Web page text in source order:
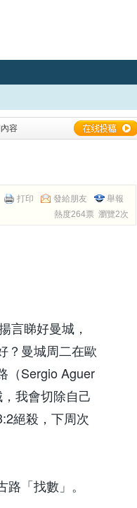
容
打印 發給朋友 舉報
熱度264票 瀏覽2次
言睇好曼城，
？曼城周二在歐
（Sergio Aguer
我會切除自己
絕殺，下周次
「找數」。